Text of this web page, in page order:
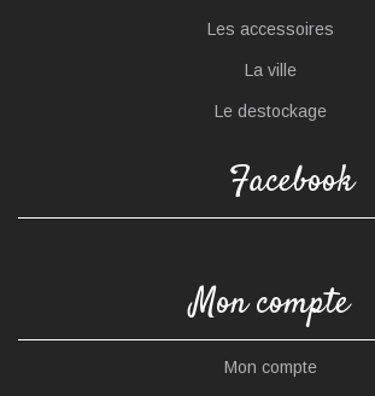
Les accessoires
La ville
Le destockage
Facebook
Mon compte
Mon compte